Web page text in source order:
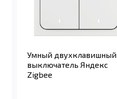
Умный двухклавишный
выключатель Яндекс
Zigbee